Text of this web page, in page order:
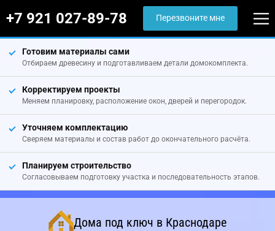
+7 921 027-89-78 Перезвоните мне
Готовим материалы сами
Отбираем древесину и подготавливаем детали домокомплекта.
Корректируем проекты
Меняем планировку, расположение окон, дверей и перегородок.
Уточняем комплектацию
Сверяем материалы и состав работ до окончательного расчёта.
Планируем строительство
Согласовываем подготовку участка и последовательность этапов.
Дома под ключ в Краснодаре